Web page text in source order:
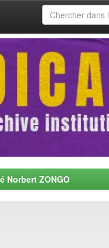
Norbert ZONGO